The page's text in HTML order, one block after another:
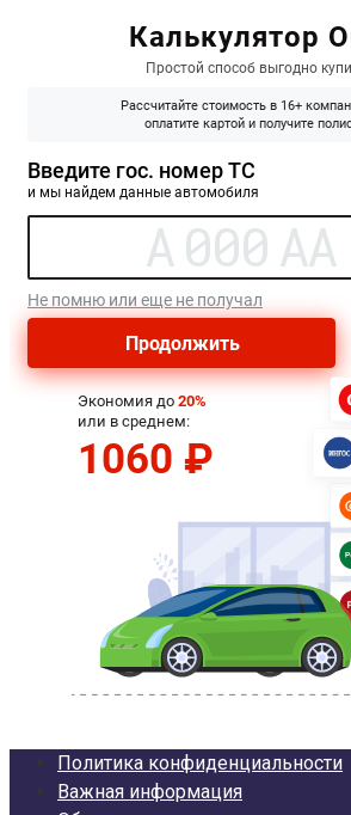
Политика конфиденциальности
Важная информация